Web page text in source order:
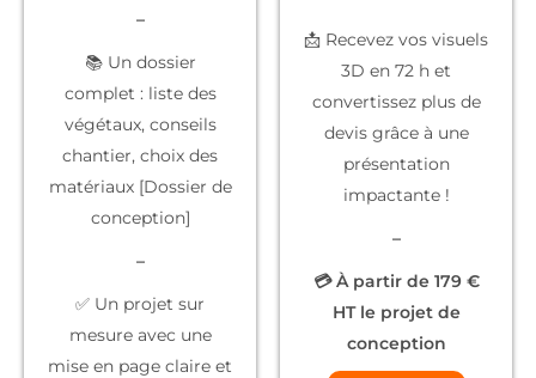
–
📚 Un dossier
complet : liste des
végétaux, conseils
chantier, choix des
matériaux [Dossier de
conception]
–
✅ Un projet sur
mesureavec une
mise en page claire et
📩 Recevez vos visuels
3D en 72 h et
convertissez plus de
devis grâce à une
présentation
impactante !
–
💳 À partir de 179 €
HT le projet de
conception